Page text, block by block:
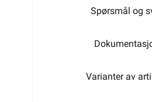
Spørsmål og
Varianter av